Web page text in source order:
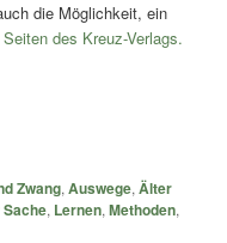
die Möglichkeit, ein
des Kreuz-Verlags.
Zwang,Auswege,Älter
, Lernen,Methoden,